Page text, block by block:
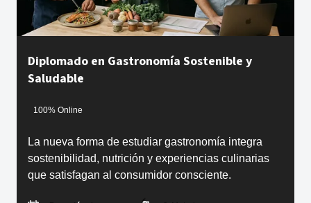
Diplomado en Gastronomía Sostenible y
Saludable
100% Online
La nueva forma de estudiar gastronomía integra
sostenibilidad, nutrición y experiencias culinarias
que satisfagan al consumidor consciente.